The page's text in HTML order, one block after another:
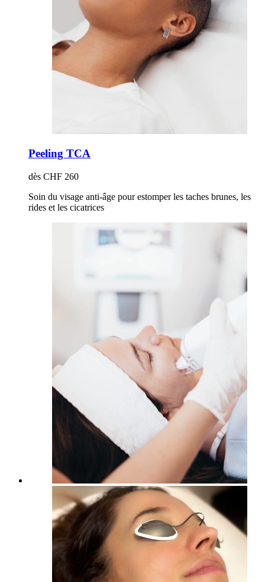
Peeling TCA
dès CHF 260
Soin du visage anti-âge pour estomper les taches brunes, les
rides et les cicatrices